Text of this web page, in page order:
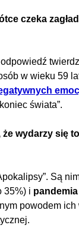
czeka
w wieku 59
świata”.
wydarzy się
Są
35%) i
powodem ich